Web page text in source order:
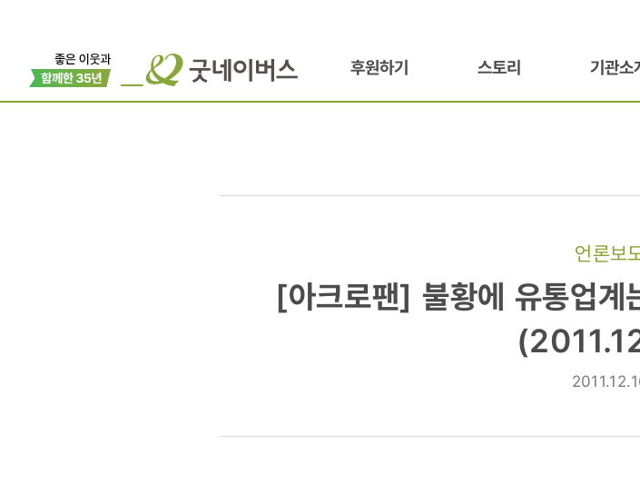
후원하기 스토리 기관소
언론보
[아크로팬]
'착한
[아크로팬] 불황에 유통업계